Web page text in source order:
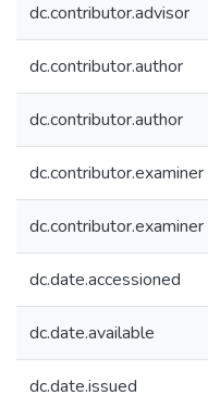
dc.contributor.advisor
dc.contributor.author
dc.contributor.author
dc.contributor.examiner
dc.contributor.examiner
dc.date.accessioned
dc.date.available
dc.date.issued